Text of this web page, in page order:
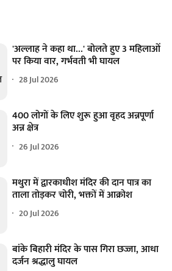
'अल्लाह ने कहा था...' बोलते हुए 3 महिलाओं
पर किया वार, गर्भवती भी घायल
28 Jul 2026
400 लोगों के लिए शुरू हुआ वृहद अन्नपूर्णा
अन्न क्षेत्र
26 Jul 2026
मथुरा में द्वारकाधीश मंदिर की दान पात्र का
ताला तोड़कर चोरी, भक्तों में आक्रोश
20 Jul 2026
बांके बिहारी मंदिर के पास गिरा छज्जा, आधा
दर्जन श्रद्धालु घायल